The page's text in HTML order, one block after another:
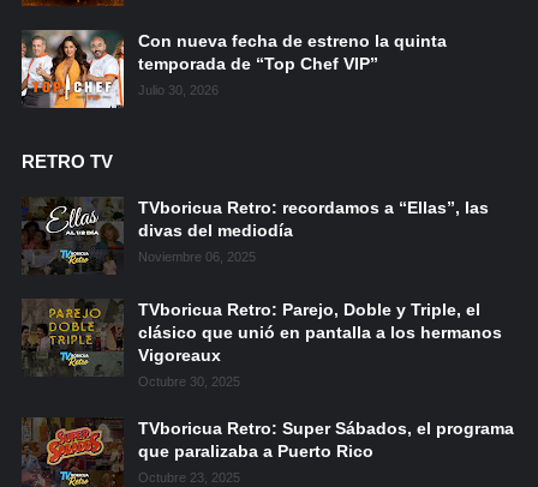
Con nueva fecha de estreno la quinta
temporada de “Top Chef VIP”
Julio 30, 2026
RETRO TV
TVboricua Retro: recordamos a “Ellas”, las
divas del mediodía
Noviembre 06, 2025
TVboricua Retro: Parejo, Doble y Triple, el
clásico que unió en pantalla a los hermanos
Vigoreaux
Octubre 30, 2025
TVboricua Retro: Super Sábados, el programa
que paralizaba a Puerto Rico
Octubre 23, 2025